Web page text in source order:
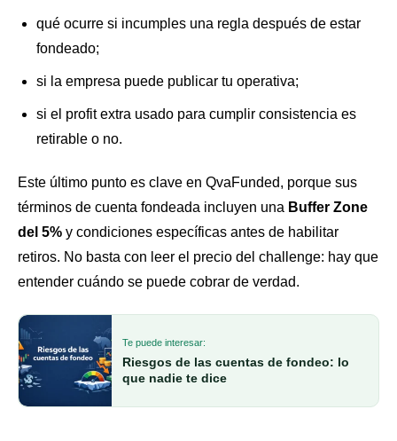
qué ocurre si incumples una regla después de estar
fondeado;
si la empresa puede publicar tu operativa;
si el profit extra usado para cumplir consistencia es
retirable o no.
Este último punto es clave en QvaFunded, porque sus
términos de cuenta fondeada incluyen una Buffer Zone
del 5% y condiciones específicas antes de habilitar
retiros. No basta con leer el precio del challenge: hay que
entender cuándo se puede cobrar de verdad.
Te puede interesar:
Riesgos de las cuentas de fondeo: lo
que nadie te dice